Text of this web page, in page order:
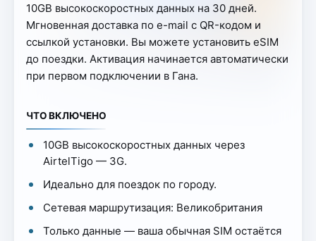
10GB высокоскоростных данных на 30 дней.
Мгновенная доставка по e-mail с QR-кодом и
ссылкой установки. Вы можете установить eSIM
до поездки. Активация начинается автоматически
при первом подключении в Гана.
ЧТО ВКЛЮЧЕНО
10GB высокоскоростных данных через
AirtelTigo — 3G.
Идеально для поездок по городу.
Сетевая маршрутизация: Великобритания
Только данные — ваша обычная SIM остаётся